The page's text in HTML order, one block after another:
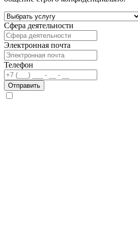
Сфера деятельности
Электронная почта
Телефон
Отправить